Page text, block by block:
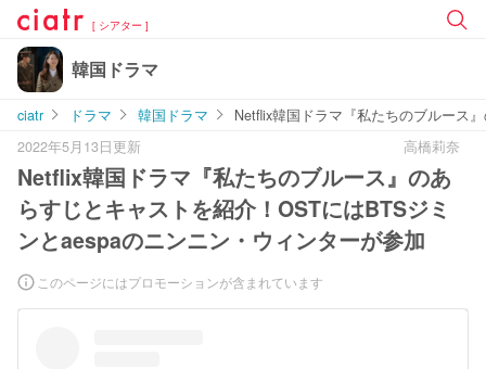
[ シアター ]
韓国ドラマ
ciatr ドラマ 韓国ドラマ
Netflix韓国ドラマ『私たちのブルース
2022年5月13日更新
高橋莉奈
Netflix韓国ドラマ『私たちのブルース』のあ
らすじとキャストを紹介！OSTにはBTSジミ
ンとaespaのニンニン・ウィンターが参加
このページにはプロモーションが含まれています